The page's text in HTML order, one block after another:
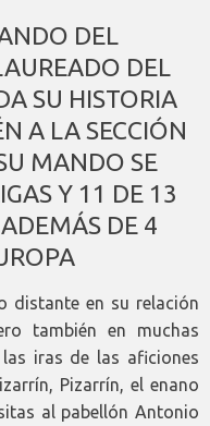
DEL
DEL
SU HISTORIA
A LA SECCIÓN
MANDO SE
Y 11 DE 13
DE 4
distante en su relación
también en muchas
iras de las aficiones
Pizarrín, el enano
al pabellón Antonio